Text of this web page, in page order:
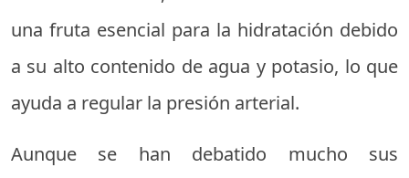
una fruta esencial para la hidratación debido
a su alto contenido de agua y potasio, lo que
ayuda a regular la presión arterial.
Aunque se han debatido mucho sus